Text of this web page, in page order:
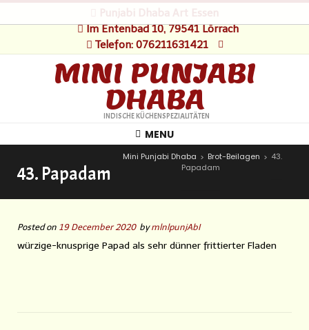
Punjabi Dhaba Art Essen
Im Entenbad 10, 79541 Lörrach
Telefon: 076211631421
MINI PUNJABI
DHABA
INDISCHE KÜCHENSPEZIALITÄTEN
MENU
43. Papadam
Mini Punjabi Dhaba > Brot-Beilagen > 43.
Papadam
Posted on 19 December 2020 bymlnlpunjAbI
würzige-knusprige Papad als sehr dünner frittierter Fladen